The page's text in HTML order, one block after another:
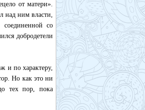
от матери».
над ним власти,
со
добродетели
и по характеру,
Но как это ни
тех пор, пока